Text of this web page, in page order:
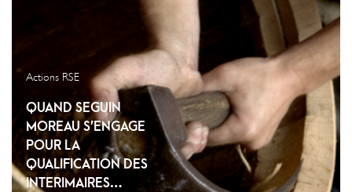
Actions RSE
QUAND SEGUIN
MOREAU S’ENGAGE
POUR LA
QUALIFICATION DES
INTERIMAIRES…